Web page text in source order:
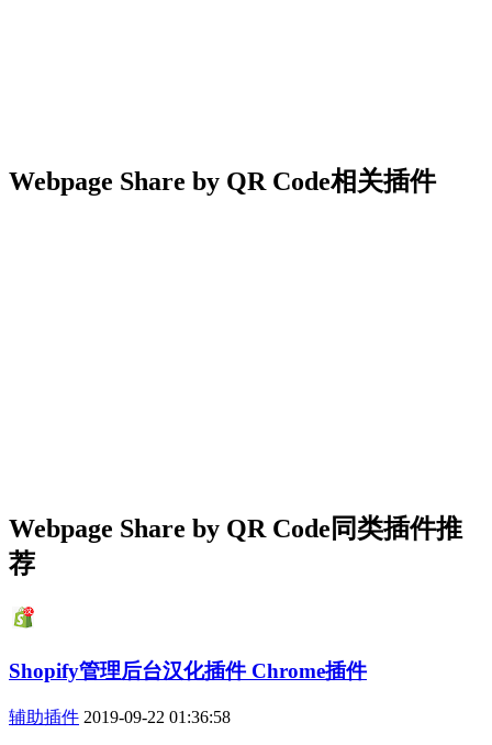
Webpage Share by QR Code相关插件
Webpage Share by QR Code同类插件推
荐
Shopify管理后台汉化插件 Chrome插件
辅助插件 2019-09-22 01:36:58